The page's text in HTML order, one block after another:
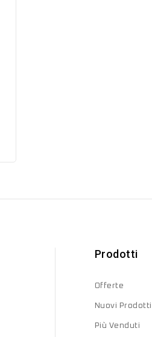
Prodotti
Offerte
Nuovi Prodotti
Più Venduti